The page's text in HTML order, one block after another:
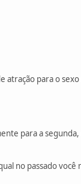
atração para o
para a
no passado você